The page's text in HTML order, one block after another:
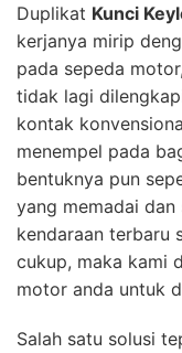
Duplikat Kunci
kerjanya mirip
pada sepeda
tidak lagi
kontak
menempel pada
bentuknya pun
yang memadai
kendaraan terbaru
cukup, maka kami
motor anda untuk
Salah satu solusi